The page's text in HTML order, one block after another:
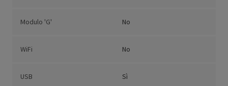
Modulo 'G' No
WiFi No
USB Sì